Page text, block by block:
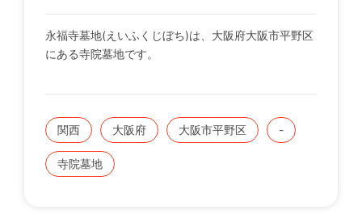
永福寺墓地(えいふくじぼち)は、大阪府大阪市平野区
にある寺院墓地です。
関西 大阪府 大阪市平野区 -
寺院墓地